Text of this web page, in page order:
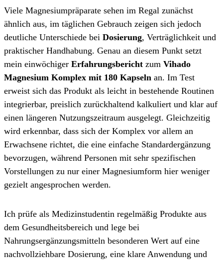
Viele Magnesiumpräparate sehen im Regal zunächst
ähnlich aus, im täglichen Gebrauch zeigen sich jedoch
deutliche Unterschiede bei Dosierung, Verträglichkeit und
praktischer Handhabung. Genau an diesem Punkt setzt
mein einwöchiger Erfahrungsbericht zum Vihado
Magnesium Komplex mit 180 Kapseln an. Im Test
erweist sich das Produkt als leicht in bestehende Routinen
integrierbar, preislich zurückhaltend kalkuliert und klar auf
einen längeren Nutzungszeitraum ausgelegt. Gleichzeitig
wird erkennbar, dass sich der Komplex vor allem an
Erwachsene richtet, die eine einfache Standardergänzung
bevorzugen, während Personen mit sehr spezifischen
Vorstellungen zu nur einer Magnesiumform hier weniger
gezielt angesprochen werden.
Ich prüfe als Medizinstudentin regelmäßig Produkte aus
dem Gesundheitsbereich und lege bei
Nahrungsergänzungsmitteln besonderen Wert auf eine
nachvollziehbare Dosierung, eine klare Anwendung und